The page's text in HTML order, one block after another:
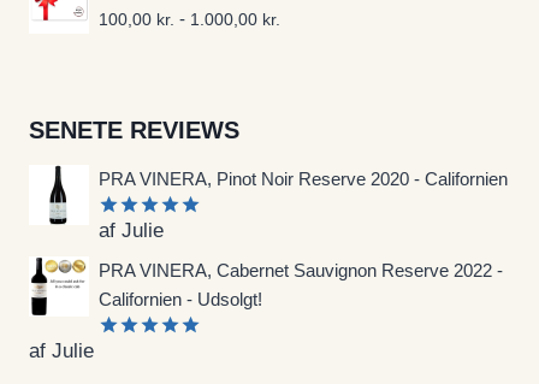
100,00 kr. - 1.000,00 kr.
SENETE REVIEWS
PRA VINERA, Pinot Noir Reserve 2020 - Californien
Vurderet
af Julie
PRA VINERA, Cabernet Sauvignon Reserve 2022 -
Californien - Udsolgt!
af Julie